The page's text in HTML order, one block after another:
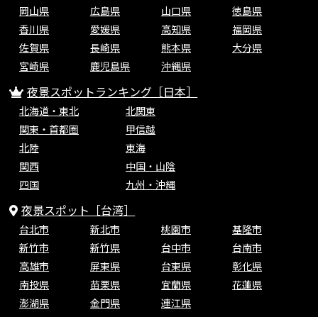
岡山県
広島県 山口県
徳島県
香川県
愛媛県 高知県
福岡県
佐賀県
長崎県 熊本県
大分県
宮崎県
鹿児島県 沖縄県
夜景スポットランキング［日本］
北海道・東北
北関東
関東・首都圏
甲信越
北陸
東海
関西
中国・山陰
四国
九州・沖縄
夜景スポット［台湾］
台北市 新北市 桃園市
基隆市
新竹市
新竹県 台中市
台南市
高雄市
屏東県 台東県
彰化県
南投県
苗栗県 宜蘭県
花蓮県
澎湖県
金門県 連江県